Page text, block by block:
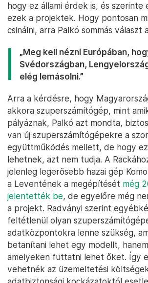
hogy ez állami érdek is, és szerinte
ezek a projektek. Hogy pontosan
csinálni, arra Palkó sommás választ
„Meg kell nézni Európában,
Svédországban,
elég lemásolni.”
Arra a kérdésre, hogy
akkora szuperszámítógép, mint
pályáznak, Palkó azt mondta,
van új szuperszámítógépekre a
együttműködés mellett, de hogy
lehetnek, azt nem tudja. A
jelenleg legerősebb hazai gép
a Leventének a megépítését még
jelentették be, de egyelőre még
a projekt. Radványi szerint
feltétlenül olyan
adatközpontokra lenne szükség,
betanítani lehet egy modellt,
amelyeken futtatni lehet őket. Így
vehetnék az üzemeltetési